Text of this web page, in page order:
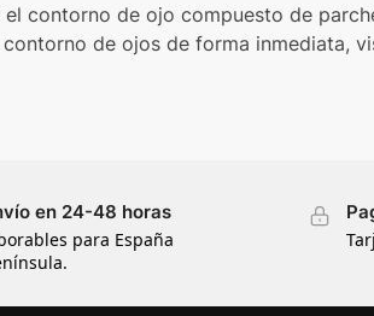
contorno de ojo compuesto de
de ojos de forma inmediata,
en 24-48 horas
para España